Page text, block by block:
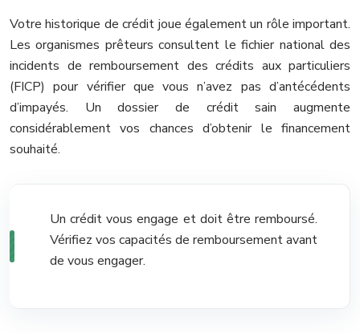
Votre historique de crédit joue également un rôle important.
Les organismes prêteurs consultent le fichier national des
incidents de remboursement des crédits aux particuliers
(FICP) pour vérifier que vous n’avez pas d’antécédents
d’impayés. Un dossier de crédit sain augmente
considérablement vos chances d’obtenir le financement
souhaité.
Un crédit vous engage et doit être remboursé.
Vérifiez vos capacités de remboursement avant
de vous engager.